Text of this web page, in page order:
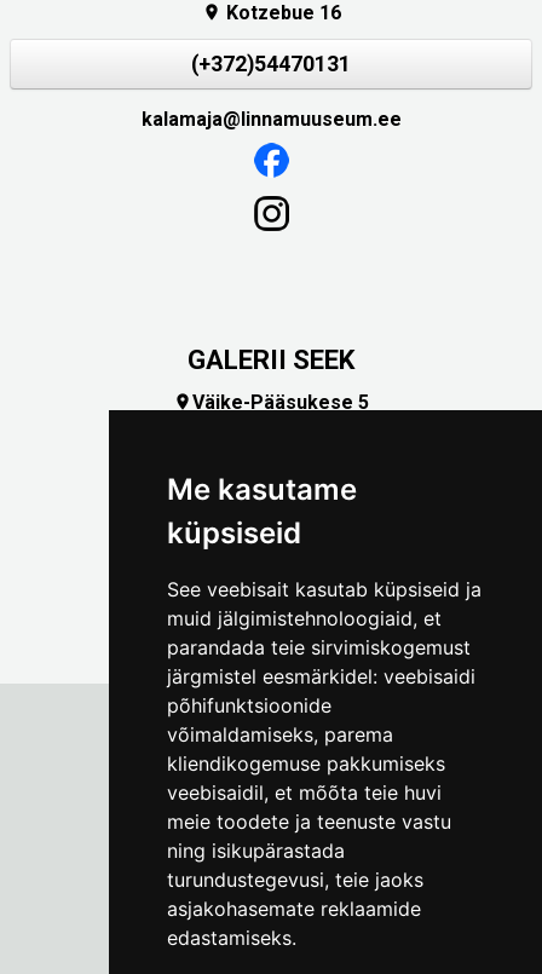
Me kasutame
küpsiseid
See veebisait kasutab küpsiseid ja
muid jälgimistehnoloogiaid, et
parandada teie sirvimiskogemust
järgmistel eesmärkidel: veebisaidi
põhifunktsioonide
võimaldamiseks, parema
kliendikogemuse pakkumiseks
veebisaidil, et mõõta teie huvi
meie toodete ja teenuste vastu
ning isikupärastada
turundustegevusi, teie jaoks
asjakohasemate reklaamide
edastamiseks.
 Kotzebue 16
(+372)54470131
kalamaja@linnamuuseum.ee
GALERII SEEK
Väike-Pääsukese 5
Tallinna Linnamuuseum
Vene 17
E-R kell 9-17(+372) 610 4178
info@linnamuuseum.ee
Küpsisepoliitika